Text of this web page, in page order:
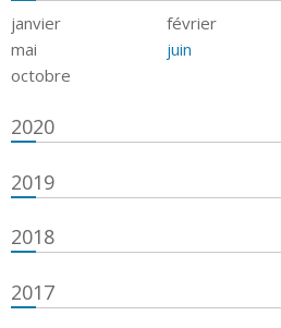
janvier février
mai
juin
octobre
2020
2019
2018
2017